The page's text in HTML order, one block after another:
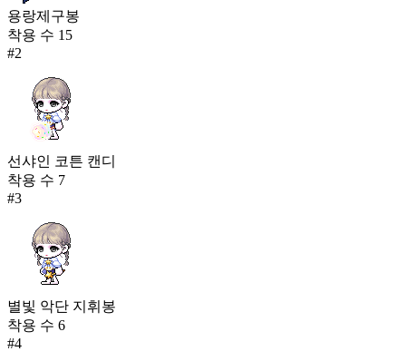
용랑제구봉
착용 수 15
#2
선샤인 코튼 캔디
착용 수 7
#3
별빛 악단 지휘봉
착용 수 6
#4